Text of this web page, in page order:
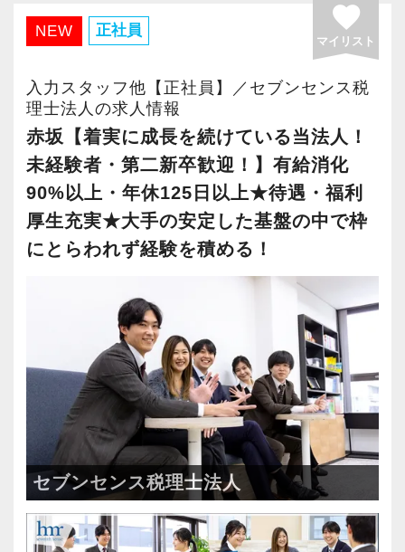
【求職者へのメッセージ】
人を大事に育てるカルチャーが根付いている会
社です。
一人一人のスタッフが、⻑期的な視野で成⻑・
活躍してくれることを期待しています。短期的
なスパンでの採用は考えていません。
安心して、⻑く一緒に貢献の場を広げていける
ような会社を目指しています。
じっくり腰を据えてキャリアを積み上げていき
たいという方からの応募をお待ちしています。
【求める人物像】
・起業家の事業成功を支援するという理念に共
感いただける方
・人が好きで素直に感動できる方
・チームワークを大事にできる方
・几帳面で着実に仕事に取り組んでいただける
方
コミュニケーションを取れる方
事態が生じても慌てずに対応できます。
チーム制なので休みも取りやすく有給消化率は
また、残業をしないための仕組みとして、朝メ
ール・夕メールという業務日報を実施。
予定と実績にズレが生じていないかチェックす
ることで、見通しを立てて仕事をするスキルを
身につけます。
さらに、繁忙期に仕事が偏らないよう、社内で
調整をかけて、年間を通して業務を平準化して
この3年間、繁忙期でも土日出勤はゼロ、45時間
以上/月残業したスタッフも3年間で1人（1回だ
け。残業代支給済）しかいません。
【ストレスは半分、やりがいは2倍、あなたの
「がんばり」を無駄にしません！】
資格や担当数などは正当に評価して給与等にし
っかり還元しています。随時昇給しているので
年に２回昇給する人もいます。
・有給取得率90％以上
・繁忙期も月30～40h程度
・男性の育休取得率100％
・テレワーク導入済み
・全席デュアルモニタ完備
＜幅広い経験・成長環境＞
・クライアント2500社以上
・9割が紹介の安定基盤
・一般企業～医療・学校法人まで対応
・個人～大企業まで幅広く経験可能
・税務顧問＋資産税に関与
・相続／事業承継／M&Aにも対応
＜成長中の税理士法人＞
・全国14拠点で事業展開
・従業員240名以上に拡大
・会計・税務・財務・労務まで対応
・専門家が在籍しワンストップ支援
NEW 正社員 favorite
マイリスト
入力スタッフ他【正社員】／セブンセンス税
理士法人の求人情報
赤坂【着実に成長を続けている当法人！
未経験者・第二新卒歓迎！】有給消化
90%以上・年休125日以上★待遇・福利
厚生充実★大手の安定した基盤の中で枠
にとらわれず経験を積める！
セブンセンス税理士法人